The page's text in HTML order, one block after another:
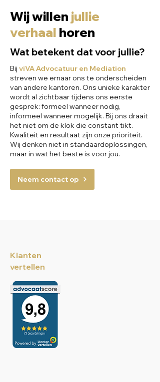
Wij willen jullie
verhaal horen
Wat betekent dat voor jullie?
Bij viVA Advocatuur en Mediation
streven we ernaar ons te onderscheiden
van andere kantoren. Ons unieke karakter
wordt al zichtbaar tijdens ons eerste
gesprek: formeel wanneer nodig,
informeel wanneer mogelijk. Bij ons draait
het niet om de klok die constant tikt.
Kwaliteit en resultaat zijn onze prioriteit.
Wij denken niet in standaardoplossingen,
maar in wat het beste is voor jou.
Neem contact op
Klanten
vertellen